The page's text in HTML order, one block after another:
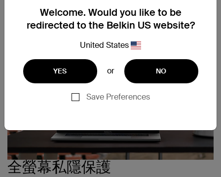
Welcome. Would you like to be
redirected to the Belkin US website?
United States
YES or NO
Save Preferences
全螢幕私隱保護